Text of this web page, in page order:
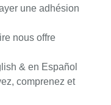
une adhésion
nous offre
& en Español
comprenez et